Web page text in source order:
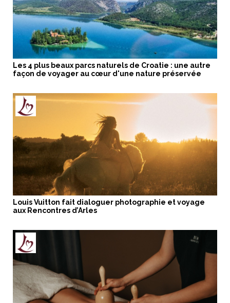
Les 4 plus beaux parcs naturels de Croatie : une autre
façon de voyager au cœur d'une nature préservée
Louis Vuitton fait dialoguer photographie et voyage
aux Rencontres d’Arles